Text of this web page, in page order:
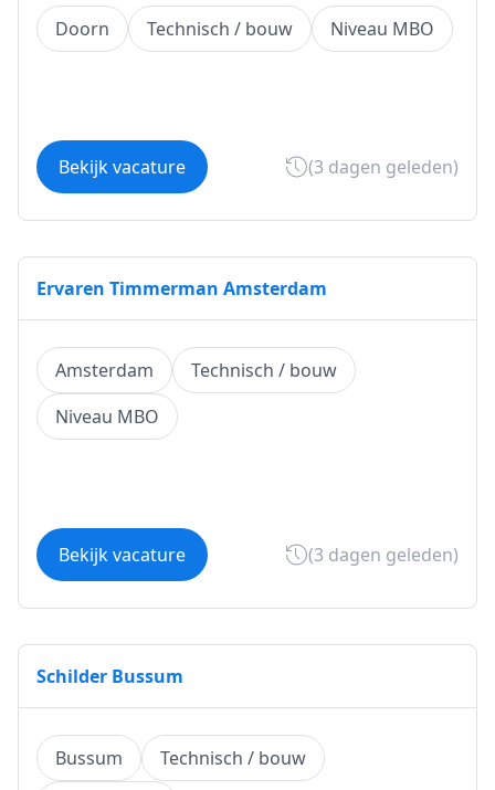
Doorn Technisch / bouw Niveau MBO
Bekijk vacature (3 dagen geleden)
Ervaren Timmerman Amsterdam
Amsterdam
Technisch / bouw
Niveau MBO
Bekijk vacature (3 dagen geleden)
Schilder Bussum
Bussum
Technisch / bouw